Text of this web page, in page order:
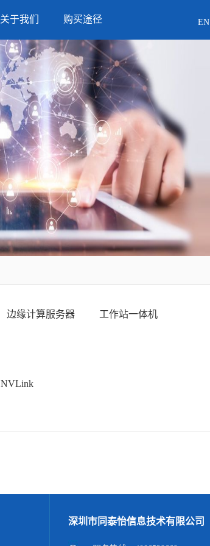
EN
关于我们 购买途径
边缘计算服务器 工作站一体机
NVLink
深圳市同泰怡信息技术有限公司